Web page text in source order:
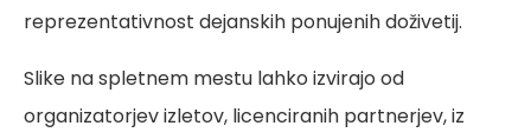
reprezentativnost dejanskih ponujenih doživetij.
Slike na spletnem mestu lahko izvirajo od
organizatorjev izletov, licenciranih partnerjev, iz